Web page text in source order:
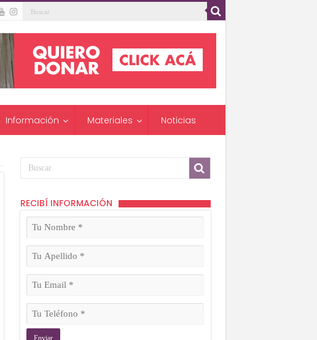
Información Materiales Noticias
RECIBÍ INFORMACIÓN
Tu
(Obligatorio)
Tu
Apellido
(Obligatorio)
Tu
(Obligatorio)
Tu
(Obligatorio)